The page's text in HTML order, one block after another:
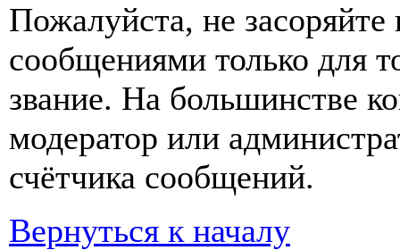
Пожалуйста, не
сообщениями только для
звание. На большинстве
модератор или
счётчика сообщений.
Вернуться к началу